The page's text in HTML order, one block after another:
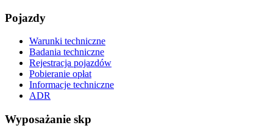
Pojazdy
Warunki techniczne
Badania techniczne
Rejestracja pojazdów
Pobieranie opłat
Informacje techniczne
ADR
Wyposażanie skp